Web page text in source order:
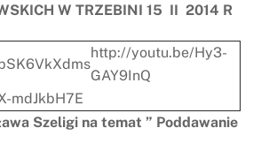
W TRZEBINI 15 II 2014 R
http://youtu.be/Hy3-
GAY9InQ
mdJkbH7E
Szeligi na temat ” Poddawanie